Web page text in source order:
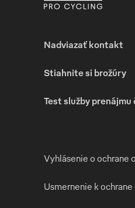
Nadviazať kontakt
Stiahnite si brožúry
Test služby
Vyhlásenie o ochrane
Usmernenie k